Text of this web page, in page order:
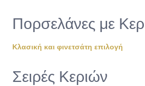
Πορσελάνες με
Κλασική και φινετσάτη επιλογή
Σειρές Κεριών